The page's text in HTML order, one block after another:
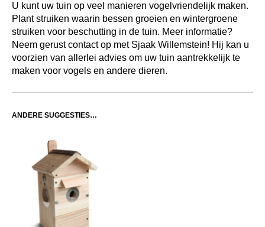
U kunt uw tuin op veel manieren vogelvriendelijk maken.
Plant struiken waarin bessen groeien en wintergroene
struiken voor beschutting in de tuin. Meer informatie?
Neem gerust contact op met Sjaak Willemstein! Hij kan u
voorzien van allerlei advies om uw tuin aantrekkelijk te
maken voor vogels en andere dieren.
ANDERE SUGGESTIES…